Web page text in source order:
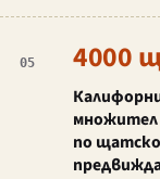
05 4000
множител
по